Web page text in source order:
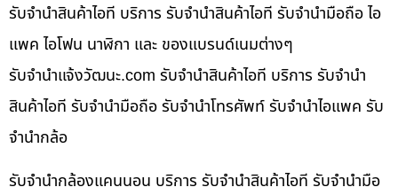
รับจำนำสินค้าไอที บริการ รับจำนำสินค้าไอที รับจำนำมือถือ ไอ
แพค ไอโฟน นาฬิกา และ ของแบรนด์เนมต่างๆ
รับจํานําแจ้งวัฒนะ.com รับจำนำสินค้าไอที บริการ รับจำนำ
สินค้าไอที รับจำนำมือถือ รับจำนำโทรศัพท์ รับจำนำไอแพค รับ
จำนำกล้อ
รับจำนำกล้องแคนนอน บริการ รับจำนำสินค้าไอที รับจำนำมือ